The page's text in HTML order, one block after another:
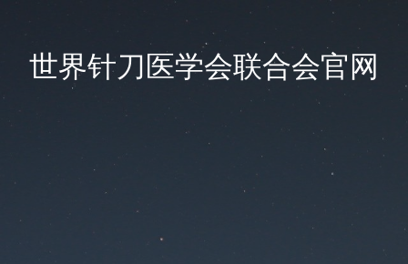
世界针刀医学会联合会官网